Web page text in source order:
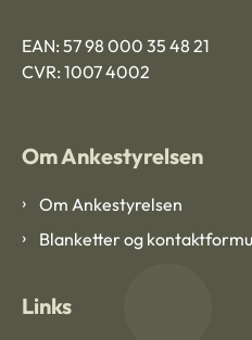
EAN: 57 98 000 35 48 21
CVR: 1007 4002
Om Ankestyrelsen
Om Ankestyrelsen
Blanketter og
Links